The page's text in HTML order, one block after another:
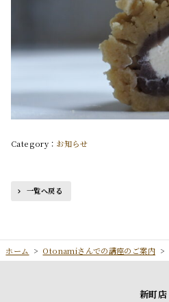
お知らせ
一覧へ戻る
ホーム > Otonamiさんでの講座のご案内 >
新町店